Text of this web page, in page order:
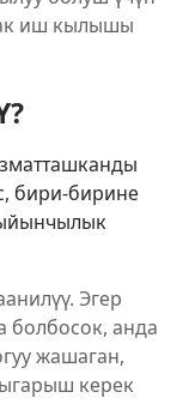
иш кылышы
бири-бирине
Эгер
болбосок, анда
жашаган,
керек